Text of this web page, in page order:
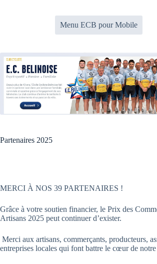
Menu ECB pour Mobile
Partenaires 2025
MERCI À NOS 39 PARTENAIRES !
Grâce à votre soutien financier, le Prix des
Artisans 2025 peut continuer d’exister.
Merci aux artisans, commerçants, producteurs,
entreprises locales qui font battre le cœur de